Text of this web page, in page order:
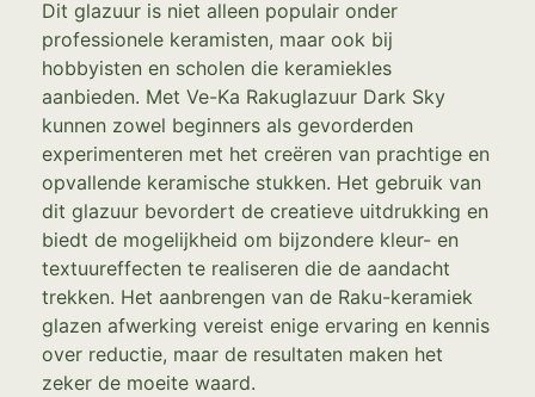
Dit glazuur is niet alleen populair onder
professionele keramisten, maar ook bij
hobbyisten en scholen die keramiekles
aanbieden. Met Ve-Ka Rakuglazuur Dark Sky
kunnen zowel beginners als gevorderden
experimenteren met het creëren van prachtige en
opvallende keramische stukken. Het gebruik van
dit glazuur bevordert de creatieve uitdrukking en
biedt de mogelijkheid om bijzondere kleur- en
textuureffecten te realiseren die de aandacht
trekken. Het aanbrengen van de Raku-keramiek
glazen afwerking vereist enige ervaring en kennis
over reductie, maar de resultaten maken het
zeker de moeite waard.